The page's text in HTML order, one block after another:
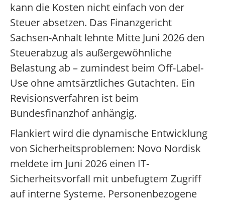
kann die Kosten nicht einfach von der
Steuer absetzen. Das Finanzgericht
Sachsen-Anhalt lehnte Mitte Juni 2026 den
Steuerabzug als außergewöhnliche
Belastung ab – zumindest beim Off-Label-
Use ohne amtsärztliches Gutachten. Ein
Revisionsverfahren ist beim
Bundesfinanzhof anhängig.
Flankiert wird die dynamische Entwicklung
von Sicherheitsproblemen: Novo Nordisk
meldete im Juni 2026 einen IT-
Sicherheitsvorfall mit unbefugtem Zugriff
auf interne Systeme. Personenbezogene